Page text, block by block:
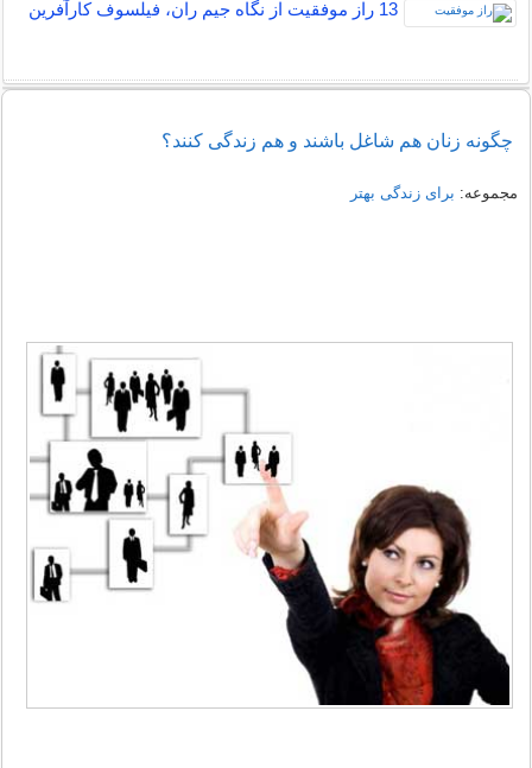
13 راز موفقیت از نگاه جیم ران، فیلسوف کارآفرین
چگونه زنان هم شاغل باشند و هم زندگی کنند؟
مجموعه: برای زندگی بهتر